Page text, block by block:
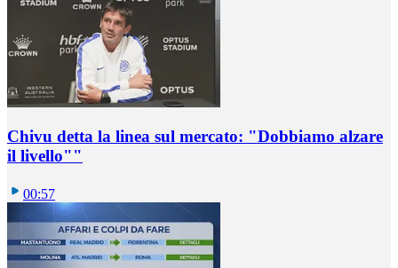
Chivu detta la linea sul mercato: "Dobbiamo alzare
il livello""
00:57